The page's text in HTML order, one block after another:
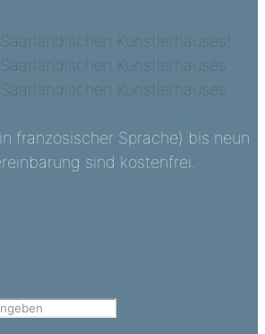
französischer Sprache) bis neun
sind kostenfrei.